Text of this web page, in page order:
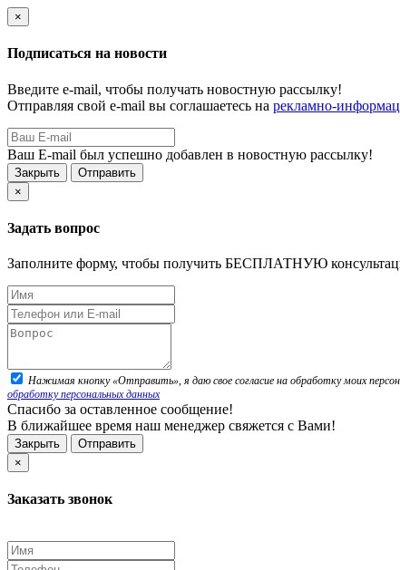
×
Подписаться на новости
Введите e-mail, чтобы получать новостную рассылку!
Отправляя свой e-mail вы соглашаетесь на рекламно-
Ваш E-mail был успешно добавлен в новостную рассылку!
Закрыть
Отправить
×
Задать вопрос
Заполните форму, чтобы получить БЕСПЛАТНУЮ
Нажимая кнопку «Отправить», я даю свое согласие на обработку моих
обработку персональных данных
Спасибо за оставленное сообщение!
В ближайшее время наш менеджер свяжется с Вами!
Закрыть
Отправить
×
Заказать звонок